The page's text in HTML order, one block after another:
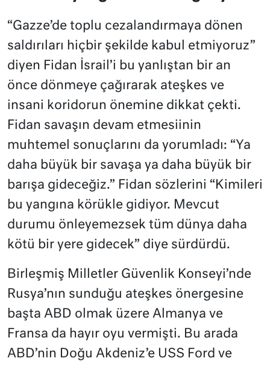
“Gazze’de toplu cezalandırmaya dönen
saldırıları hiçbir şekilde kabul etmiyoruz”
diyen Fidan İsrail’i bu yanlıştan bir an
önce dönmeye çağırarak ateşkes ve
insani koridorun önemine dikkat çekti.
Fidan savaşın devam etmesiinin
muhtemel sonuçlarını da yorumladı: “Ya
daha büyük bir savaşa ya daha büyük bir
barışa gideceğiz.” Fidan sözlerini “Kimileri
bu yangına körükle gidiyor. Mevcut
durumu önleyemezsek tüm dünya daha
kötü bir yere gidecek” diye sürdürdü.
Birleşmiş Milletler Güvenlik Konseyi’nde
Rusya’nın sunduğu ateşkes önergesine
başta ABD olmak üzere Almanya ve
Fransa da hayır oyu vermişti. Bu arada
ABD’nin Doğu Akdeniz’e USS Ford ve